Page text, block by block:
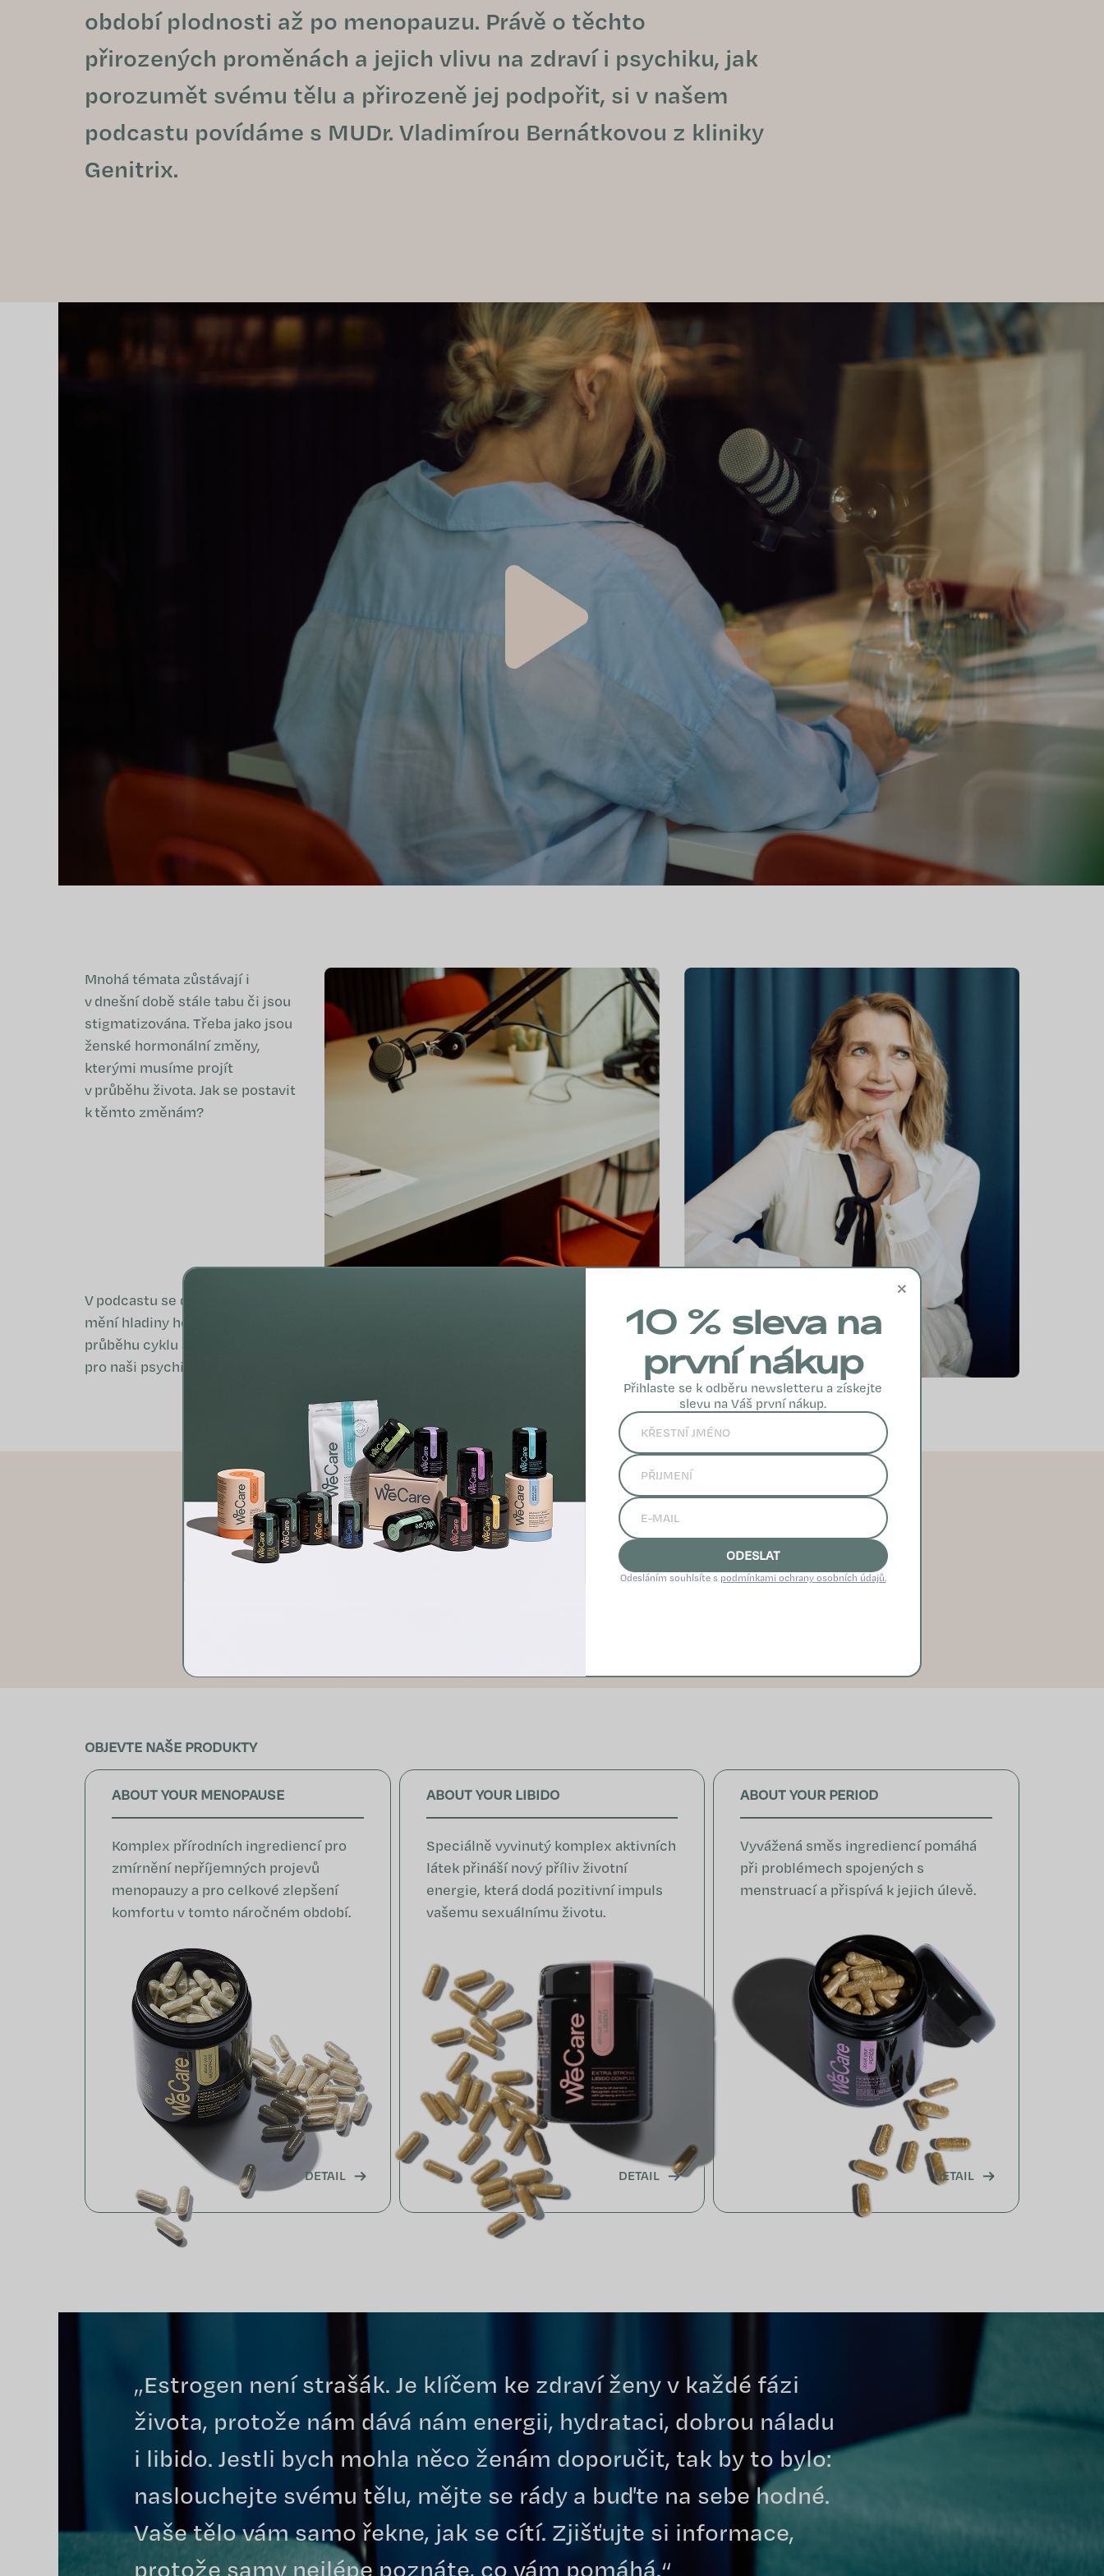
období plodnosti až po menopauzu. Právě o těchto
přirozených proměnách a jejich vlivu na zdraví i psychiku, jak
porozumět svému tělu a přirozeně jej podpořit, si v našem
podcastu povídáme s MUDr. Vladimírou Bernátkovou z kliniky
Genitrix.
Mnohá témata zůstávají i
v dnešní době stále tabu či jsou
stigmatizována. Třeba jako jsou
ženské hormonální změny,
kterými musíme projít
v průběhu života. Jak se postavit
k těmto změnám?
V podcastu se dozvíte jak se
mění hladiny hormonů v
průběhu cyklu a co to znamená
pro naši psychiku.
JAK ZVLÁDNOUT OBDOBÍ PERIMENOPAUZY A MENOPAUZY S NADHLEDEM I PODPOROU
Kdy sáhnout po přírodních doplňcích a kdy už je vhodné vyhledat odbornou pomoc.
Poslechněte si celý rozhovor a zjistěte, jak najít vyrovnanost v každé fázi života. Jak být
OBJEVTE NAŠE PRODUKTY
ABOUT YOUR MENOPAUSE
Komplex přírodních ingrediencí pro
zmírnění nepříjemných projevů
menopauzy a pro celkové zlepšení
komfortu v tomto náročném období.
DETAIL
ABOUT YOUR LIBIDO
Speciálně vyvinutý komplex aktivních
látek přináší nový příliv životní
energie, která dodá pozitivní impuls
vašemu sexuálnímu životu.
DETAIL
ABOUT YOUR PERIOD
Vyvážená směs ingrediencí pomáhá
při problémech spojených s
menstruací a přispívá k jejich úlevě.
DETAIL
„Estrogen není strašák. Je klíčem ke zdraví ženy v každé fázi
života, protože nám dává nám energii, hydrataci, dobrou náladu
i libido. Jestli bych mohla něco ženám doporučit, tak by to bylo:
naslouchejte svému tělu, mějte se rády a buďte na sebe hodné.
Vaše tělo vám samo řekne, jak se cítí. Zjišťujte si informace,
protože samy nejlépe poznáte, co vám pomáhá.“
×
10 % sleva na
první nákup
Přihlaste se k odběru newsletteru a získejte
slevu na Váš první nákup.
ODESLAT
Odesláním souhlsíte s podmínkami ochrany osobních údajů.